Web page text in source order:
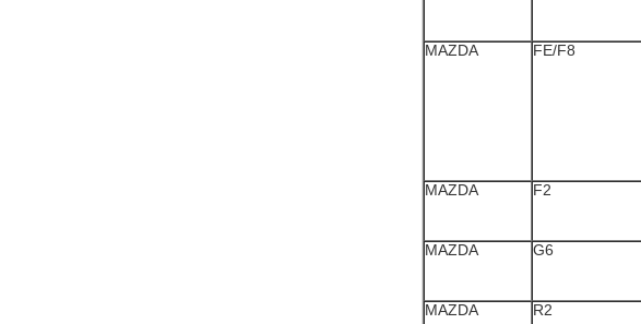
MAZDA FE/F8
MAZDA
F2
MAZDA G6
MAZDA R2